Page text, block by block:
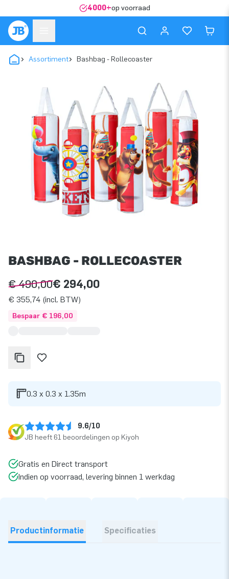
4000+op voorraad
Assortiment Bashbag - Rollecoaster
BASHBAG - ROLLECOASTER
€ 490,00€ 294,00
€ 355,74 (incl. BTW)
Bespaar € 196,00
0.3 x 0.3 x 1.35m
9.6/10
JB heeft 61 beoordelingen op Kiyoh
Gratis en Direct transport
Indien op voorraad, levering binnen 1 werkdag
Productinformatie Specificaties